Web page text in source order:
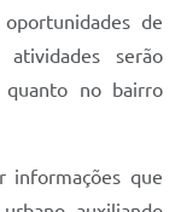
de
serão
no bairro
informações que